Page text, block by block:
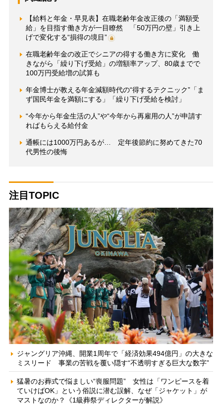
【給料と年金・早見表】在職老齢年金改正後の「満額受
給」を目指す働き方が一目瞭然 「50万円の壁」引き上
げで変化する“損得の境目”
在職老齢年金の改正でシニアの得する働き方に変化 働
きながら「繰り下げ受給」の増額率アップ、80歳までで
100万円受給増の試算も
年金博士が教える年金減額時代の“得するテクニック”「ま
ず国民年金を満額にする」「繰り下げ受給を検討」
“今年から年金生活の人”や“今年から再雇用の人”が申請す
ればもらえる給付金
通帳には1000万円あるが… 定年後節約に努めてきた70
代男性の後悔
注目TOPIC
ジャングリア沖縄、開業1周年で「経済効果494億円」の大きな
ミスリード 事業の苦戦を覆い隠す“不透明すぎる巨大な数字”
猛暑のお葬式で悩ましい“喪服問題” 女性は「ワンピースを着
ていけばOK」という俗説に潜む誤解、なぜ「ジャケット」が
マストなのか？《1級葬祭ディレクターが解説》